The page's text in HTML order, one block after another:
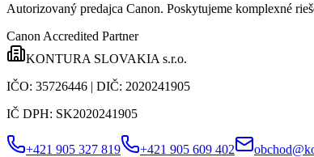
Autorizovaný predajca Canon. Poskytujeme komplexné
Canon Accredited Partner
KONTURA SLOVAKIA s.r.o.
IČO: 35726446 | DIČ: 2020241905
IČ DPH: SK2020241905
+421 905 327 819 +421 905 609 402